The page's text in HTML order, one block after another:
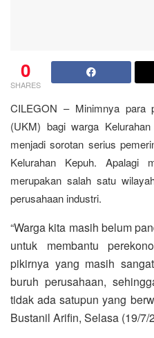
0
SHARES
CILEGON – Minimnya para
(UKM) bagi warga
menjadi sorotan serius
Kelurahan Kepuh. Apalagi
merupakan salah satu
perusahaan industri.
“Warga kita masih belum
untuk membantu
pikirnya yang masih
buruh perusahaan,
tidak ada satupun yang
Bustanil Arifin, Selasa (19/7/